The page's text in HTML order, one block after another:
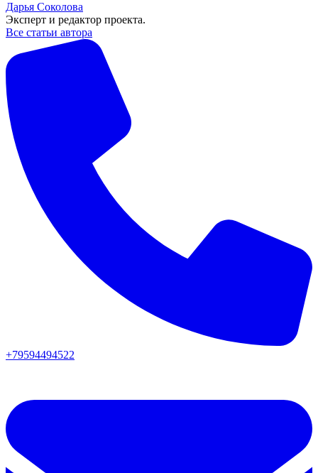
Дарья Соколова
Эксперт и редактор проекта.
Все статьи автора
+79594494522